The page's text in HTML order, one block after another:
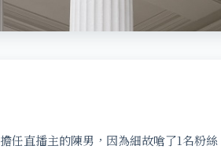
直播主的陳男，因為細故嗆了1名粉